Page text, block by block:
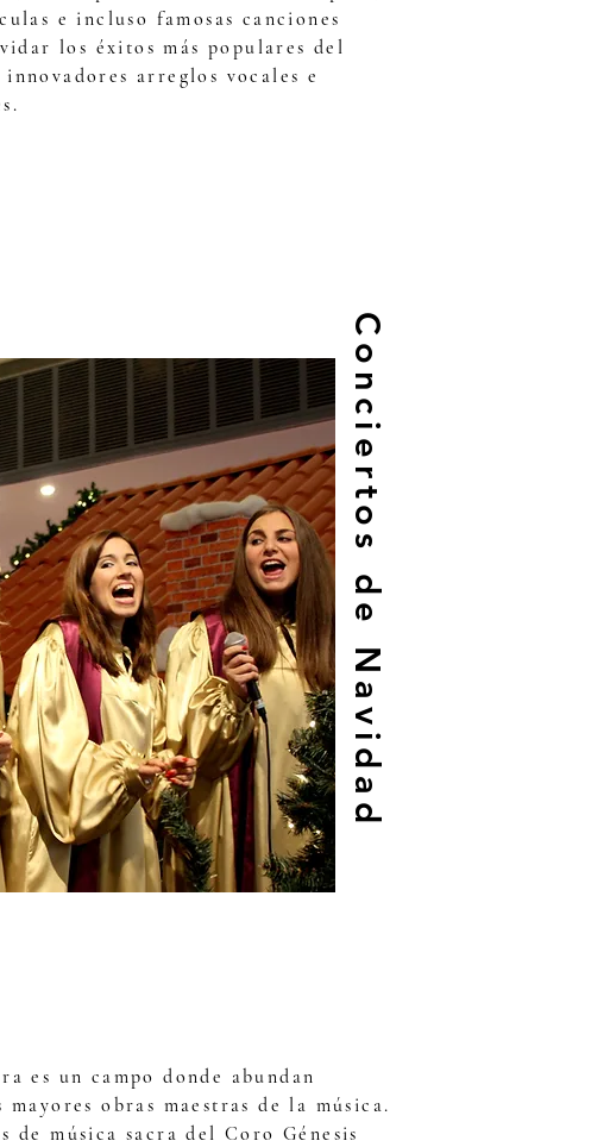
e incluso famosas canciones
los éxitos más populares del
arreglos vocales e
Conciertos de Navidad
es un campo donde abundan
mayores obras maestras de la música.
de música sacra del Coro Génesis